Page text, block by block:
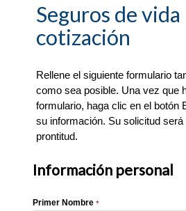
Seguros de vida
cotización
Rellene el siguiente formulario
como sea posible. Una vez que
formulario, haga clic en el botón
su información. Su solicitud será
prontitud.
Información personal
Primer Nombre *